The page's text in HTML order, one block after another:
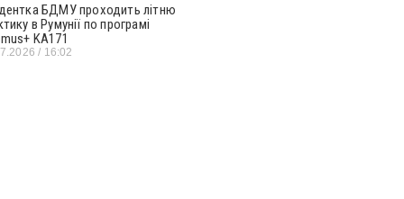
БДМУ проходить літню
в Румунії по програмі
KA171
16:02